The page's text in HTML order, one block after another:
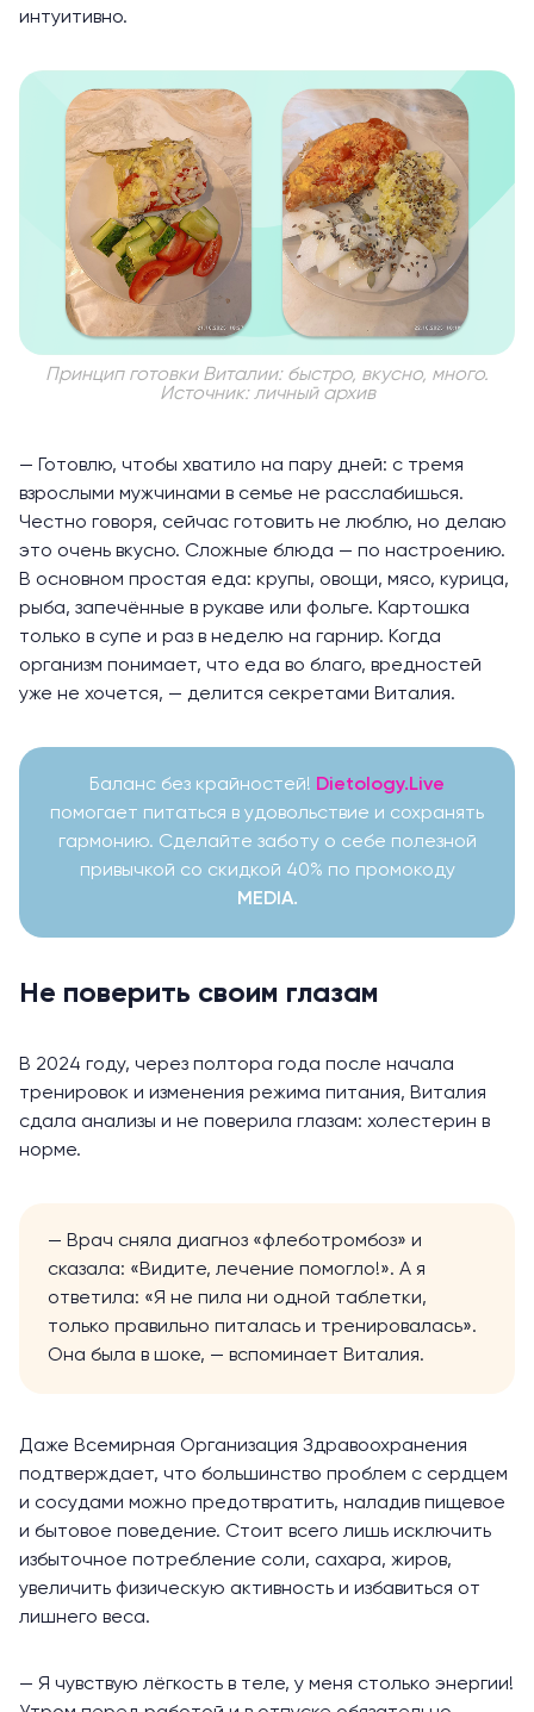
интуитивно.
Принцип готовки Виталии: быстро, вкусно, много.
Источник: личный архив
— Готовлю, чтобы хватило на пару дней: с тремя
взрослыми мужчинами в семье не расслабишься.
Честно говоря, сейчас готовить не люблю, но делаю
это очень вкусно. Сложные блюда — по настроению.
В основном простая еда: крупы, овощи, мясо, курица,
рыба, запечённые в рукаве или фольге. Картошка
только в супе и раз в неделю на гарнир. Когда
организм понимает, что еда во благо, вредностей
уже не хочется, — делится секретами Виталия.
Баланс без крайностей! Dietology.Live
помогает питаться в удовольствие и сохранять
гармонию. Сделайте заботу о себе полезной
привычкой со скидкой 40% по промокоду
MEDIA.
Не поверить своим глазам
В 2024 году, через полтора года после начала
тренировок и изменения режима питания, Виталия
сдала анализы и не поверила глазам: холестерин в
норме.
— Врач сняла диагноз «флеботромбоз» и
сказала: «Видите, лечение помогло!». А я
ответила: «Я не пила ни одной таблетки,
только правильно питалась и тренировалась».
Она была в шоке, — вспоминает Виталия.
Даже Всемирная Организация Здравоохранения
подтверждает, что большинство проблем с сердцем
и сосудами можно предотвратить, наладив пищевое
и бытовое поведение. Стоит всего лишь исключить
избыточное потребление соли, сахара, жиров,
увеличить физическую активность и избавиться от
лишнего веса.
— Я чувствую лёгкость в теле, у меня столько энергии!